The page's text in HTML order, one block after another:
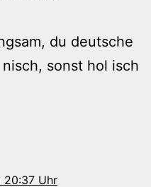
du deutsche
sonst hol isch
20:37 Uhr